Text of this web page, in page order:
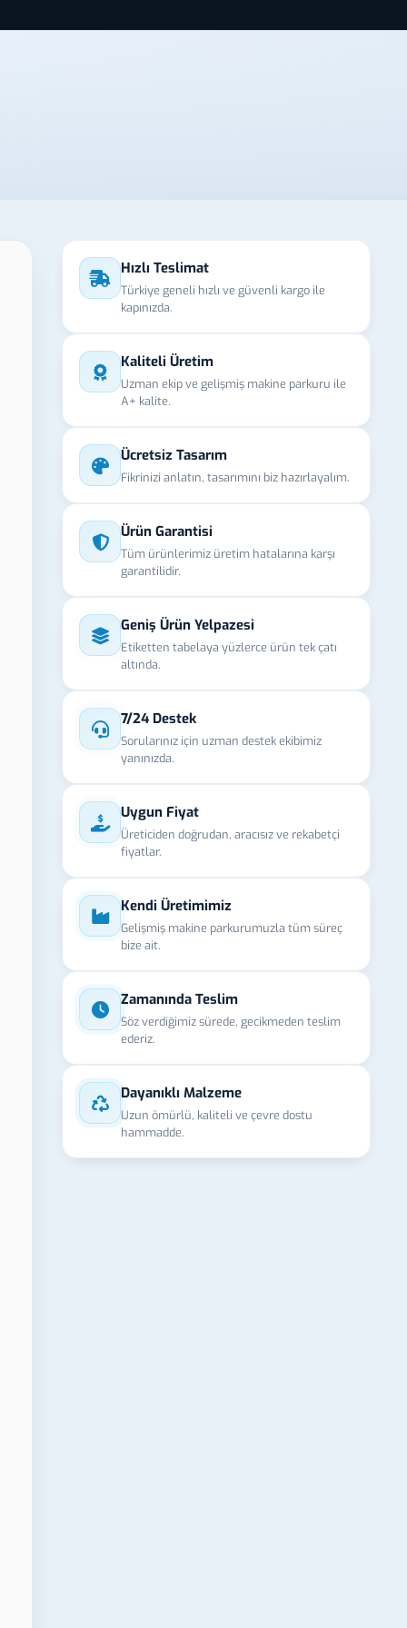
Hızlı Teslimat
Türkiye geneli hızlı ve güvenli kargo ile
kapınızda.
Kaliteli Üretim
Uzman ekip ve gelişmiş makine parkuru ile
A+ kalite.
Ücretsiz Tasarım
Fikrinizi anlatın, tasarımını biz hazırlayalım.
Ürün Garantisi
Tüm ürünlerimiz üretim hatalarına karşı
garantilidir.
Geniş Ürün Yelpazesi
Etiketten tabelaya yüzlerce ürün tek çatı
altında.
7/24 Destek
Sorularınız için uzman destek ekibimiz
yanınızda.
Uygun Fiyat
Üreticiden doğrudan, aracısız ve rekabetçi
fiyatlar.
Kendi Üretimimiz
Gelişmiş makine parkurumuzla tüm süreç
bize ait.
Zamanında Teslim
Söz verdiğimiz sürede, gecikmeden teslim
ederiz.
Dayanıklı Malzeme
Uzun ömürlü, kaliteli ve çevre dostu
hammadde.